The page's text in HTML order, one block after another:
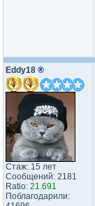
Eddy18 ®
Стаж: 15 лет
Сообщений: 2181
Ratio: 21.691
Поблагодарили: